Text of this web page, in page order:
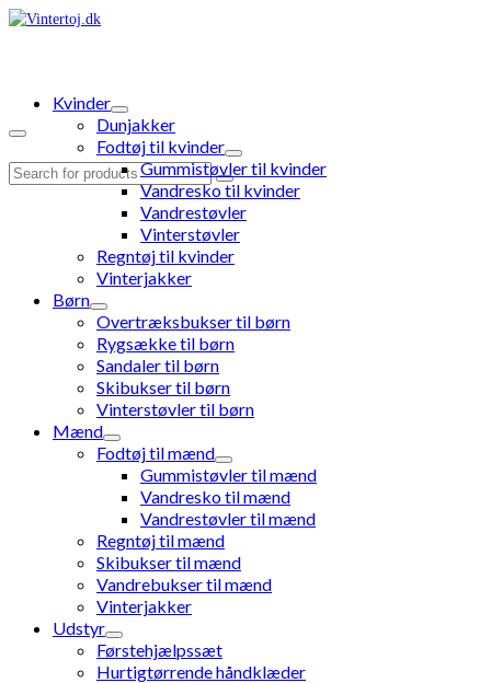
Search
Kvinder
Dunjakker
Fodtøj til kvinder
Gummistøvler til kvinder
Vandresko til kvinder
Vandrestøvler
Vinterstøvler
Regntøj til kvinder
Vinterjakker
Børn
Overtræksbukser til børn
Rygsække til børn
Sandaler til børn
Skibukser til børn
Vinterstøvler til børn
Mænd
Fodtøj til mænd
Gummistøvler til mænd
Vandresko til mænd
Vandrestøvler til mænd
Regntøj til mænd
Skibukser til mænd
Vandrebukser til mænd
Vinterjakker
Udstyr
Førstehjælpssæt
Hurtigtørrende håndklæder